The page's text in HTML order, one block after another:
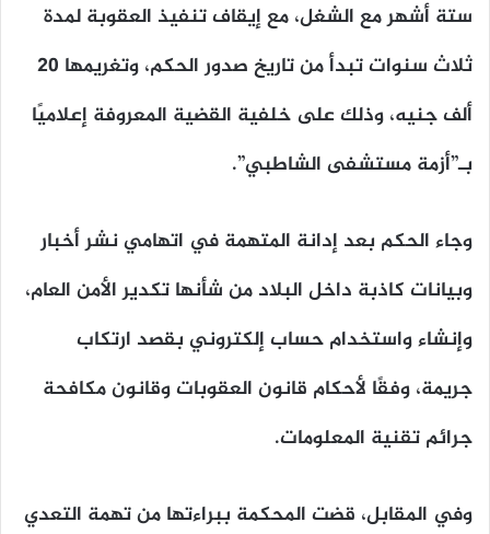
ستة أشهر مع الشغل، مع إيقاف تنفيذ العقوبة لمدة
ثلاث سنوات تبدأ من تاريخ صدور الحكم، وتغريمها 20
ألف جنيه، وذلك على خلفية القضية المعروفة إعلاميًا
بـ”أزمة مستشفى الشاطبي”.
وجاء الحكم بعد إدانة المتهمة في اتهامي نشر أخبار
وبيانات كاذبة داخل البلاد من شأنها تكدير الأمن العام،
وإنشاء واستخدام حساب إلكتروني بقصد ارتكاب
جريمة، وفقًا لأحكام قانون العقوبات وقانون مكافحة
جرائم تقنية المعلومات.
وفي المقابل، قضت المحكمة ببراءتها من تهمة التعدي